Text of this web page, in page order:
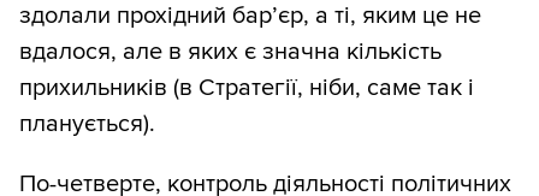
здолали прохідний бар’єр, а ті, яким це не
вдалося, але в яких є значна кількість
прихильників (в Стратегії, ніби, саме так і
планується).
По-четверте, контроль діяльності політичних